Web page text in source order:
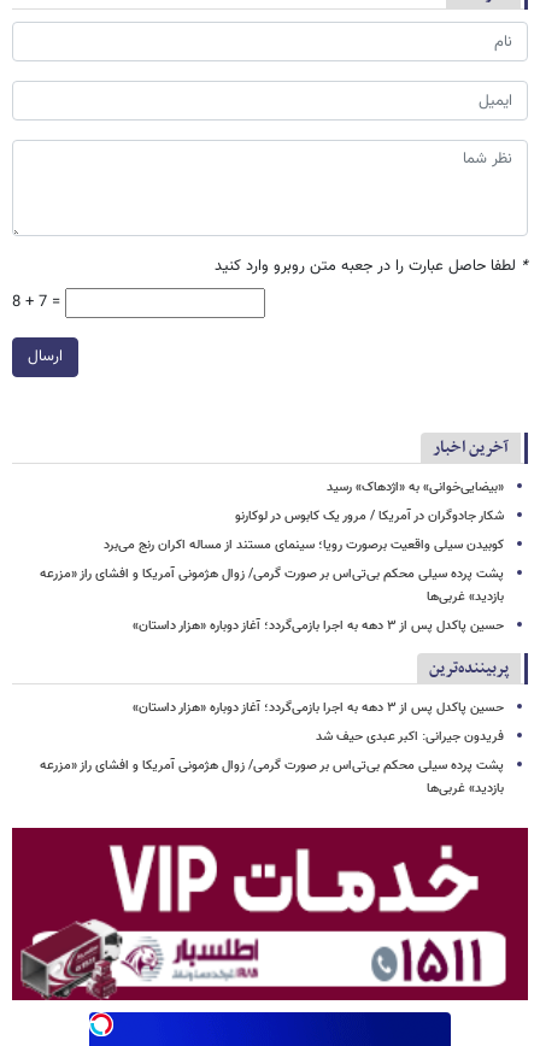
* لطفا حاصل عبارت را در جعبه متن روبرو وارد کنید
8 + 7 =
ارسال
آخرین اخبار
«بیضایی‌خوانی» به «اژدهاک» رسید
شکار جادوگران در آمریکا / مرور یک کابوس در لوکارنو
کوبیدن سیلی واقعیت برصورت رویا؛ سینمای مستند از مساله اکران رنج می‌برد
پشت پرده سیلی محکم بی‌تی‌اس بر صورت گرمی/ زوال هژمونی آمریکا و افشای راز «مزرعه
بازدید» غربی‌ها
حسین پاکدل پس از ۳ دهه به اجرا بازمی‌گردد؛ آغاز دوباره «هزار داستان»
پربیننده‌ترین
حسین پاکدل پس از ۳ دهه به اجرا بازمی‌گردد؛ آغاز دوباره «هزار داستان»
فریدون جیرانی: اکبر عبدی حیف شد
پشت پرده سیلی محکم بی‌تی‌اس بر صورت گرمی/ زوال هژمونی آمریکا و افشای راز «مزرعه
بازدید» غربی‌ها